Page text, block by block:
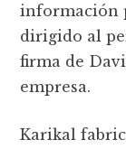
información
dirigido al
firma de
empresa.
Karikal